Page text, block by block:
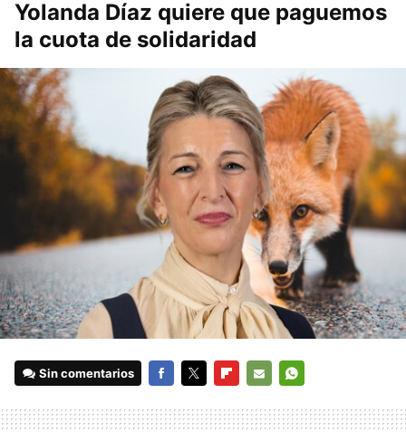
Yolanda Díaz quiere que paguemos
la cuota de solidaridad
Sin comentarios
MAIL